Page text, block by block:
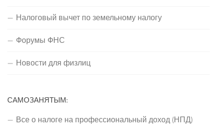
Налоговый вычет по земельному налогу
Форумы ФНС
Новости для физлиц
САМОЗАНЯТЫМ:
Все о налоге на профессиональный доход (НПД)